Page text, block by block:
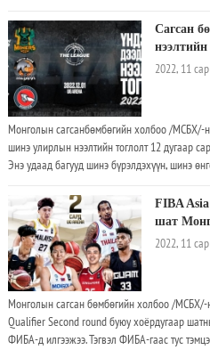
Сагсан
нээлтийн
2022, 11
Монголын сагсанбөмбөгийн холбоо /МСБХ/-
шинэ улирлын нээлтийн тоглолт 12 дугаар
Энэ удаад багууд шинэ бүрэлдэхүүн, шинэ
сонирхуулж байна. 16.00 цагаас
эмэгтэй баг/, 18.00 цагаас Архангай Алтан
тоглоод шинэ улирлын нээлтийн ёслол болно
FIBA
шат
2022, 11
Монголын сагсан бөмбөгийн холбоо /МСБХ/-
Qualifier Second round буюу хоёрдугаар
ФИБА-д илгээжээ. Тэгвэл ФИБА-гаас тус